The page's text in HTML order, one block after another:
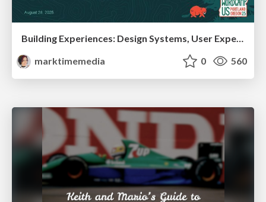
Building Experiences: Design Systems, User Experience, and Full Site Editing
marktimemedia
0 560